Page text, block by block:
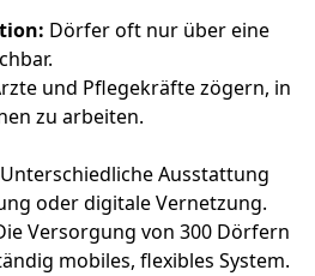
Dörfer oft nur über eine
und Pflegekräfte zögern, in
zu arbeiten.
Unterschiedliche Ausstattung
oder digitale Vernetzung.
Versorgung von 300 Dörfern
mobiles, flexibles System.